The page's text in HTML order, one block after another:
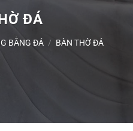
ĐÁ
BẰNG ĐÁ / BÀN THỜ ĐÁ